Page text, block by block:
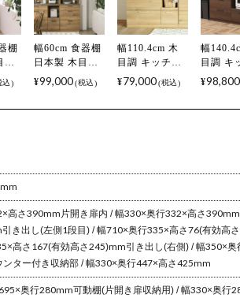
棚
調
ン
収
れ
込
幅60cm 食器棚
日本製 木目調
扉付き ステン
レス天板 コン
ット キッチン
れ 北欧
¥99,000 税込
幅110.4cm 木
目調 キッチン
カウンター 日
本製 ステンレ
しゃれ 北欧 ナ
ウン
¥79,000 税込
幅
目調 キ
カウン
本製 ス
しゃれ
ウン
¥98,800
高さ390mm 片開き扉内 / 幅330×奥行332×高さ390mm
引き出し(左側1段目) / 幅710×奥行335×高さ76(有効高
高さ167(有効高さ245)mm引き出し(右側) / 幅350×
ンター付き収納部 / 幅330×奥行447×高さ425mm
奥行280mm可動棚(片開き扉収納用) / 幅330×奥行